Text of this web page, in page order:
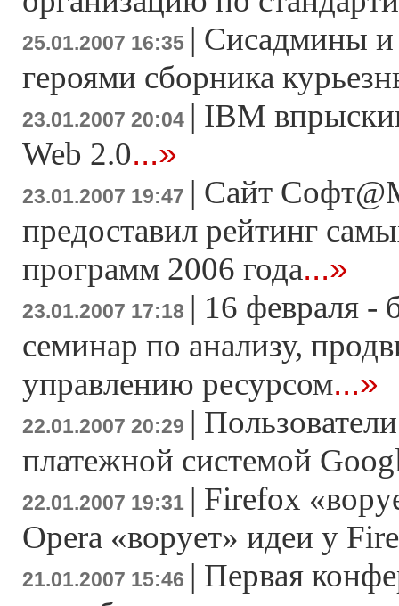
25.01.2007 16:35 | Сисадмины и
героями сборника
23.01.2007 20:04 | IBM
Web 2.0...»
23.01.2007 19:47 | Сайт
предоставил рейтинг
программ 2006 года...»
23.01.2007 17:18 | 16 февраля -
семинар по анализу,
управлению ресурсом...»
22.01.2007 20:29 |
платежной системой
22.01.2007 19:31 | Firefox
Opera «ворует» идеи у
21.01.2007 15:46 | Первая